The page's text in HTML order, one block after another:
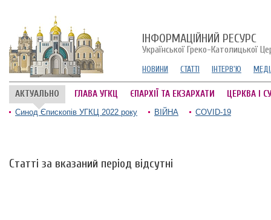
ІНФОРМАЦІЙНИЙ РЕСУРС
Української Греко-Католицької
НОВИНИ СТАТТІ ІНТЕРВ'Ю
АКТУАЛЬНО ГЛАВА УГКЦ ЄПАРХІЇ ТА ЕКЗАРХАТИ ЦЕРКВА І
Синод Єпископів УГКЦ 2022 року ВІЙНА COVID-19
Статті за вказаний період відсутні